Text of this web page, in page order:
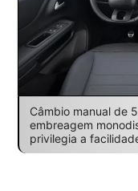
Câmbio manual de
embreagem
privilegia a